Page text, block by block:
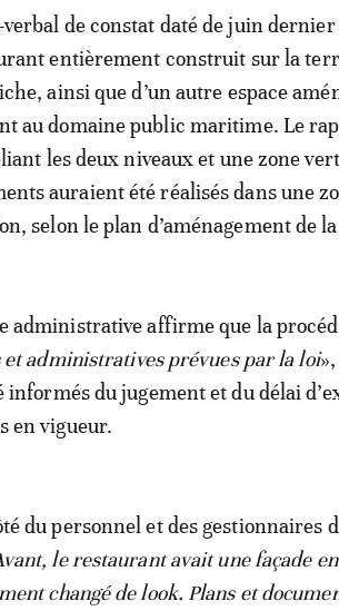
de constat daté de juin
entièrement construit sur la
ainsi que d’un autre espace
au domaine public maritime. Le
les deux niveaux et une zone
auraient été réalisés dans une
selon le plan d’aménagement de
administrative affirme que la
administratives prévues par la loi
informés du jugement et du délai
en vigueur.
du personnel et des gestionnaires
le restaurant avait une façade
changé de look. Plans et